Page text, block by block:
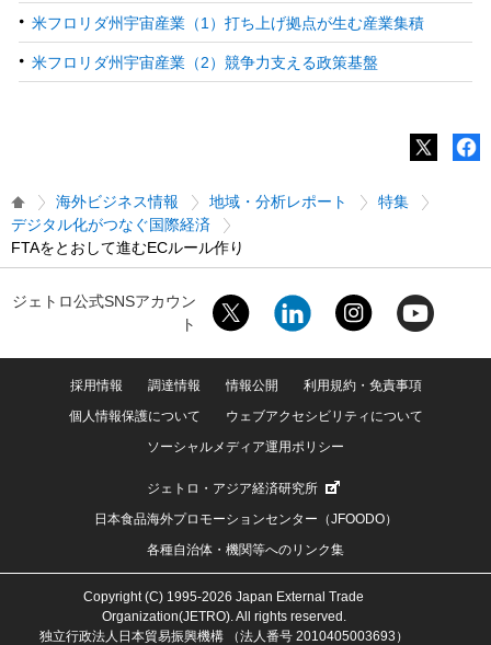
米フロリダ州宇宙産業（1）打ち上げ拠点が生む産業集積
米フロリダ州宇宙産業（2）競争力支える政策基盤
海外ビジネス情報 地域・分析レポート
特集
デジタル化がつなぐ国際経済
FTAをとおして進むECルール作り
ジェトロ公式SNSアカウン
ト
採用情報 調達情報 情報公開
利用規約・免責事項
個人情報保護について
ウェブアクセシビリティについて
ソーシャルメディア運用ポリシー
ジェトロ・アジア経済研究所
日本食品海外プロモーションセンター（JFOODO）
各種自治体・機関等へのリンク集
Copyright (C) 1995-2026 Japan External Trade
Organization(JETRO). All rights reserved.
独立行政法人日本貿易振興機構 （法人番号 2010405003693）